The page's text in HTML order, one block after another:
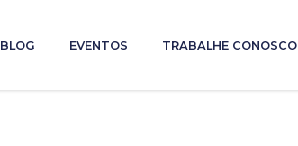
BLOG EVENTOS TRABALHE CONOSCO